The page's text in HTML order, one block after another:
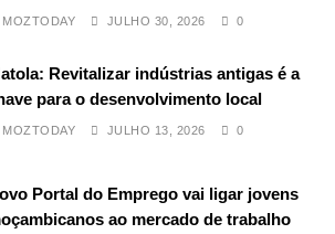
MOZTODAY JULHO 30, 2026 0
Revitalizar indústrias antigas é a
para o desenvolvimento local
MOZTODAY JULHO 13, 2026 0
Portal do Emprego vai ligar jovens
ao mercado de trabalho